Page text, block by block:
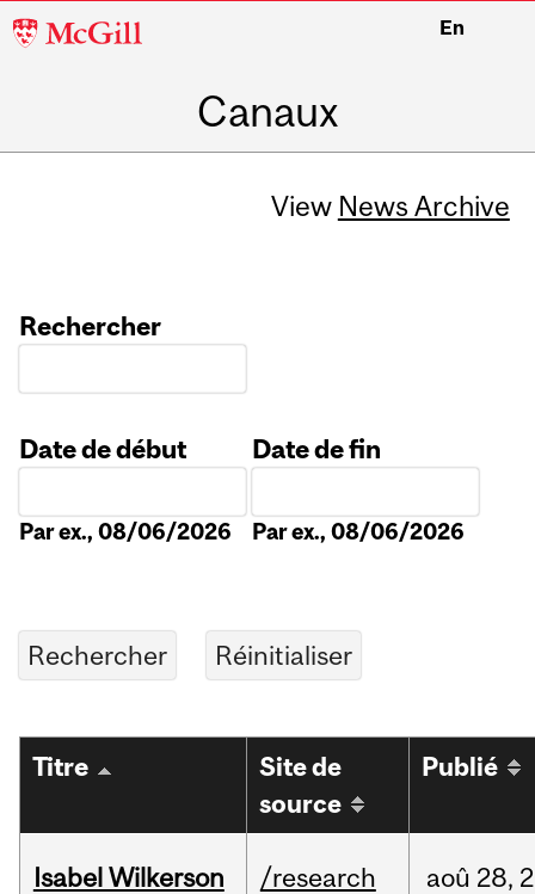
McGill
En
Canaux
View News Archive
Rechercher
Date de début
Par ex., 08/06/2026
Date de fin
Par ex., 08/06/2026
Titre
Site de
source
Publié
Isabel Wilkerson
/research aoû 28,